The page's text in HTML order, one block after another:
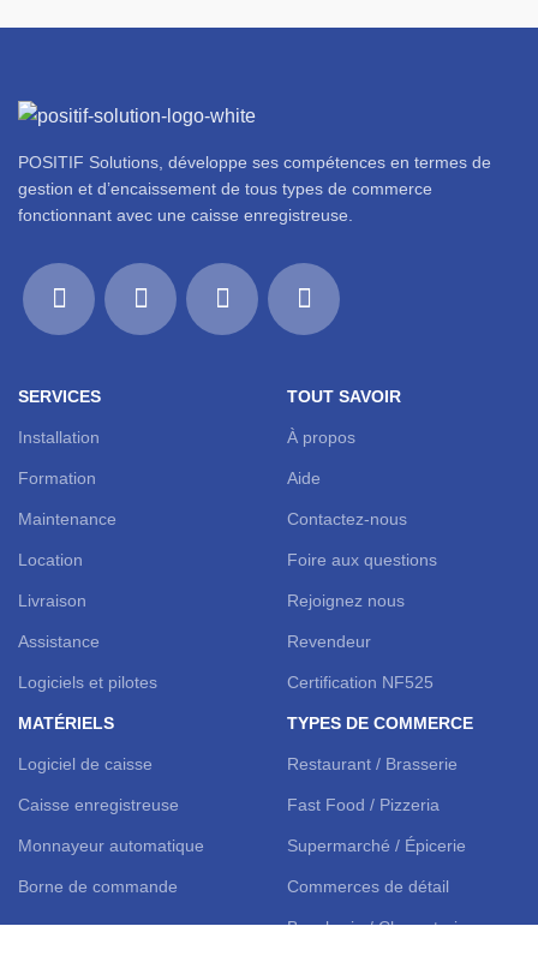
POSITIF Solutions, développe ses compétences en termes de
gestion et d’encaissement de tous types de commerce
fonctionnant avec une caisse enregistreuse.
SERVICES
Installation
Formation
Maintenance
Location
Livraison
Assistance
Logiciels et pilotes
TOUT SAVOIR
À propos
Aide
Contactez-nous
Foire aux questions
Rejoignez nous
Revendeur
Certification NF525
MATÉRIELS
Logiciel de caisse
Caisse enregistreuse
Monnayeur automatique
Borne de commande
TYPES DE COMMERCE
Restaurant / Brasserie
Fast Food / Pizzeria
Supermarché / Épicerie
Commerces de détail
Boucherie / Charcuterie